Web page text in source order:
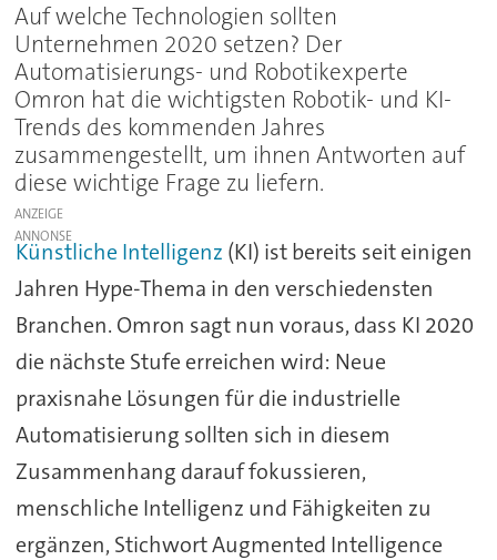
Auf welche Technologien sollten
Unternehmen 2020 setzen? Der
Automatisierungs- und Robotikexperte
Omron hat die wichtigsten Robotik- und KI-
Trends des kommenden Jahres
zusammengestellt, um ihnen Antworten auf
diese wichtige Frage zu liefern.
ANZEIGE
Künstliche Intelligenz (KI) ist bereits seit einigen
Jahren Hype-Thema in den verschiedensten
Branchen. Omron sagt nun voraus, dass KI 2020
die nächste Stufe erreichen wird: Neue
praxisnahe Lösungen für die industrielle
Automatisierung sollten sich in diesem
Zusammenhang darauf fokussieren,
menschliche Intelligenz und Fähigkeiten zu
ergänzen, Stichwort Augmented Intelligence